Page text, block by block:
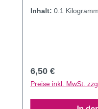
Inhalt: 0.1 Kilogramm
Regulärer Preis:
6,50 €
Preise inkl. MwSt.